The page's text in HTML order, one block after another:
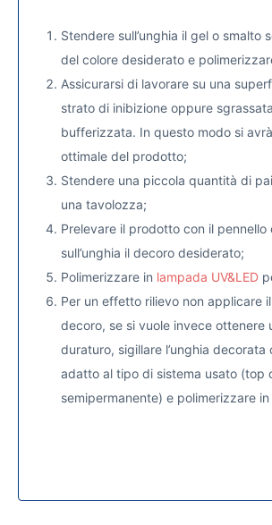
Stendere sull’unghia il gel o smalto
del colore desiderato e
Assicurarsi di lavorare su una
strato di inibizione oppure
bufferizzata. In questo modo si avrà
ottimale del prodotto;
Stendere una piccola quantità di
una tavolozza;
Prelevare il prodotto con il pennello
sull’unghia il decoro desiderato;
Polimerizzare in lampada UV&LED
Per un effetto rilievo non applicare
decoro, se si vuole invece ottenere
duraturo, sigillare l’unghia
adatto al tipo di sistema usato (top
semipermanente) e polimerizzare